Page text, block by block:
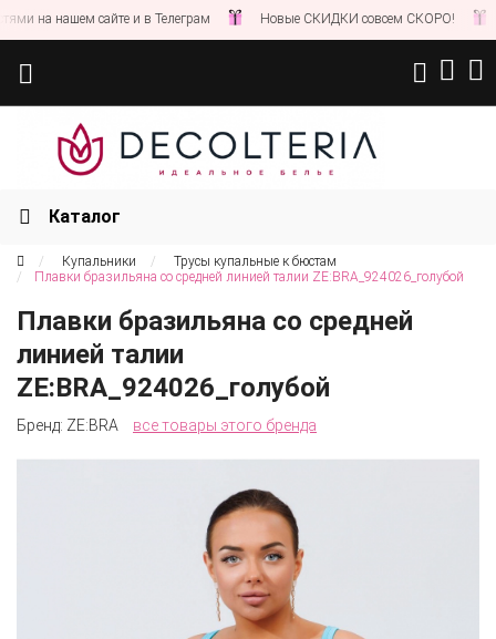
на нашем сайте и в Телеграм Новые СКИДКИ совсем СКОРО!
Каталог
Купальники
Трусы купальные к бюстам
Плавки бразильяна со средней линией талии ZE:BRA_924026_голубой
Плавки бразильяна со средней
линией талии
ZE:BRA_924026_голубой
Бренд: ZE:BRA все товары этого бренда